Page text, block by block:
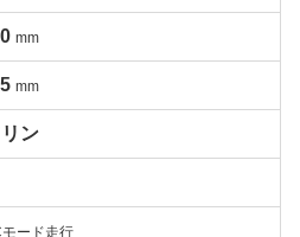
グも備わっている。またこのグ
展開できる折り畳み式のスーパ
備されている。重量は4.5kgと
けでなく自転車やバイクなどの
だ。2トーンカラーは特に人気
を試してみよう。
mm
mm
ン
ード走行